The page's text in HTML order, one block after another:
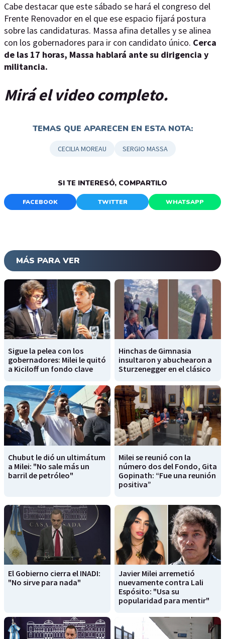
Cabe destacar que este sábado se hará el congreso del
Frente Renovador en el que ese espacio fijará postura
sobre las candidaturas. Massa afina detalles y se alinea
con los gobernadores para ir con candidato único. Cerca
de las 17 horas, Massa hablará ante su dirigencia y
militancia.
Mirá el video completo.
TEMAS QUE APARECEN EN ESTA NOTA:
CECILIA MOREAU SERGIO MASSA
SI TE INTERESÓ, COMPARTILO
FACEBOOK TWITTER WHATSAPP
MÁS PARA VER
Sigue la pelea con los
gobernadores: Milei le quitó
a Kiciloff un fondo clave
Hinchas de Gimnasia
insultaron y abuchearon a
Sturzenegger en el clásico
Chubut le dió un ultimátum
a Milei: "No sale más un
barril de petróleo"
Milei se reunió con la
número dos del Fondo, Gita
Gopinath: “Fue una reunión
positiva”
El Gobierno cierra el INADI:
"No sirve para nada"
Javier Milei arremetió
nuevamente contra Lali
Espósito: "Usa su
popularidad para mentir"